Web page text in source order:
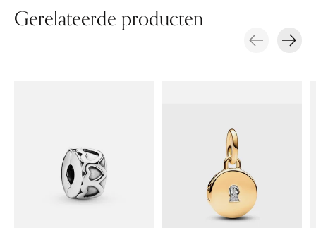
Gerelateerde producten